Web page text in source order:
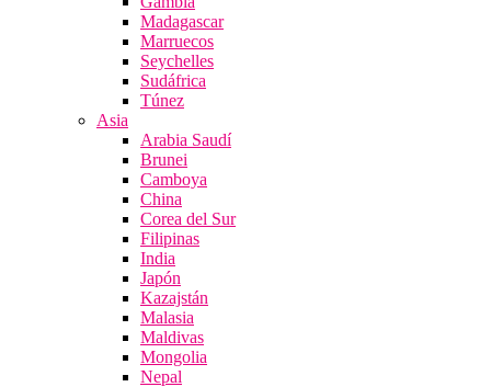
Madagascar
Marruecos
Seychelles
Sudáfrica
Túnez
Asia
Arabia Saudí
Brunei
Camboya
China
Corea del Sur
Filipinas
India
Japón
Kazajstán
Malasia
Maldivas
Mongolia
Nepal